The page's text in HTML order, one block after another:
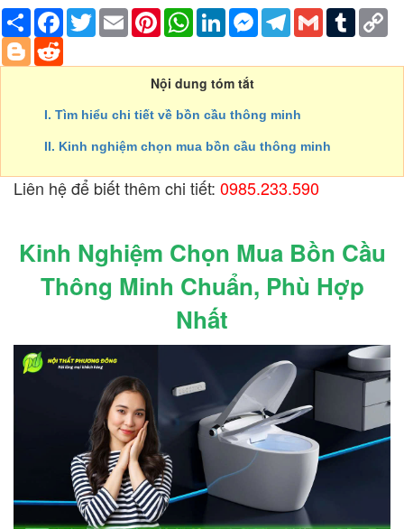
Share Facebook
TwitterEmail PinterestWhatsAppLinkedInMessengerTelegram
Gmail Tumblr
Blogger
Nội dung tóm tắt
I. Tìm hiểu chi tiết về bồn cầu thông minh
II. Kinh nghiệm chọn mua bồn cầu thông minh
Liên hệ để biết thêm chi tiết: 0985.233.590
Kinh Nghiệm Chọn Mua Bồn Cầu
Thông Minh Chuẩn, Phù Hợp
Nhất